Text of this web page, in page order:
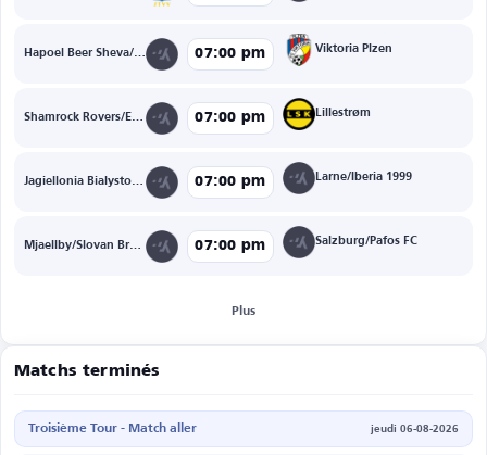
Hapoel Beer Sheva/FK Crvena Zvezda 07:00 pm Viktoria Plzen
Shamrock Rovers/Egnatia 07:00 pm Lillestrøm
Jagiellonia Bialystok/Rangers 07:00 pm Larne/Iberia 1999
Mjaellby/Slovan Bratislava 07:00 pm Salzburg/Pafos FC
Plus
Matchs terminés
Troisième Tour - Match aller jeudi 06-08-2026